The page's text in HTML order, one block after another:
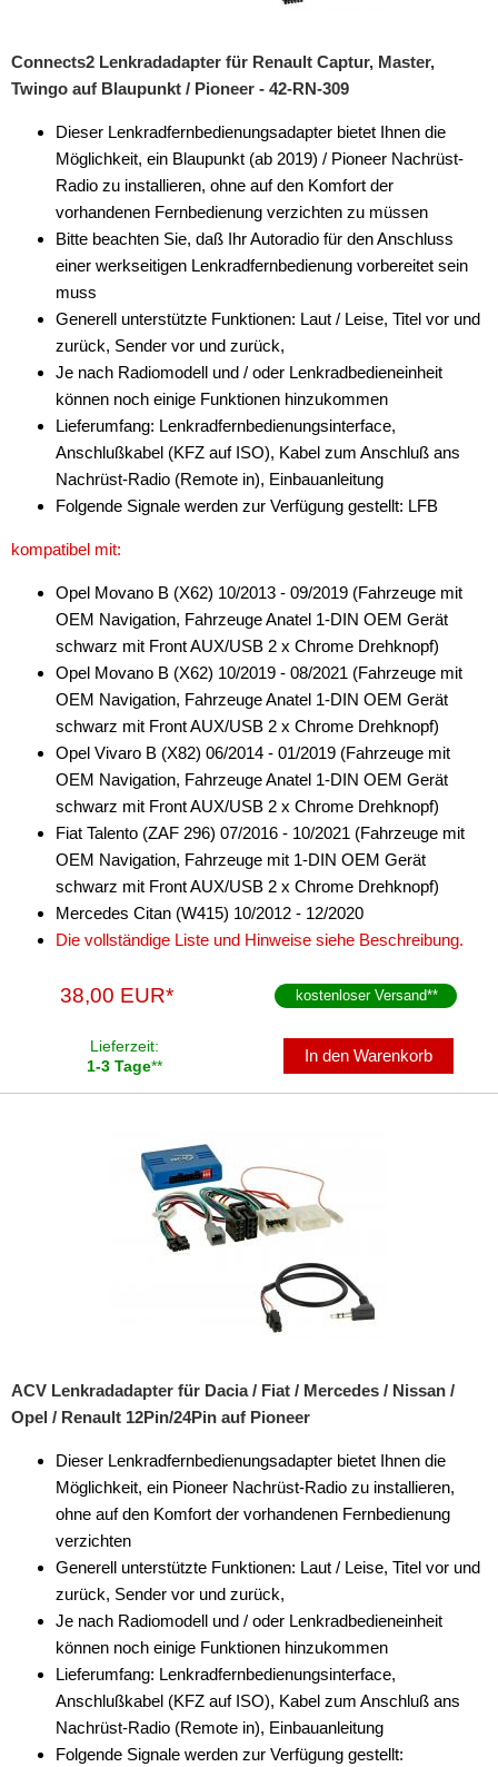
Antennenstecker
Antennenzubehör
Bluetooth
CAN-BUS-Adapter
DAB+
Entriegelung
Ersatzteile
Fahrzeughalter
Fernbedienungen
Freischaltmodule
Freisprechadapter
Frequenzweichen
Handyhalterungen
kabellos Laden
Lautsprecheradapter
Lautsprechereinbauset
Lautsprecherkabel
Lautsprecherringe
Lenkradadapter
für Citroen
für Daewoo
für DAF
für Dodge
für Fiat
für Ford
für General Motors
für Honda
Connects2 Lenkradadapter für Renault Captur, Master,
Twingo auf Blaupunkt / Pioneer - 42-RN-309
Dieser Lenkradfernbedienungsadapter bietet Ihnen die
Möglichkeit, ein Blaupunkt (ab 2019) / Pioneer Nachrüst-
Radio zu installieren, ohne auf den Komfort der
vorhandenen Fernbedienung verzichten zu müssen
Bitte beachten Sie, daß Ihr Autoradio für den Anschluss
einer werkseitigen Lenkradfernbedienung vorbereitet sein
muss
Generell unterstützte Funktionen: Laut / Leise, Titel vor und
zurück, Sender vor und zurück,
Je nach Radiomodell und / oder Lenkradbedieneinheit
können noch einige Funktionen hinzukommen
Lieferumfang: Lenkradfernbedienungsinterface,
Anschlußkabel (KFZ auf ISO), Kabel zum Anschluß ans
Nachrüst-Radio (Remote in), Einbauanleitung
Folgende Signale werden zur Verfügung gestellt: LFB
kompatibel mit:
Opel Movano B (X62) 10/2013 - 09/2019 (Fahrzeuge mit
OEM Navigation, Fahrzeuge Anatel 1-DIN OEM Gerät
schwarz mit Front AUX/USB 2 x Chrome Drehknopf)
Opel Movano B (X62) 10/2019 - 08/2021 (Fahrzeuge mit
OEM Navigation, Fahrzeuge Anatel 1-DIN OEM Gerät
schwarz mit Front AUX/USB 2 x Chrome Drehknopf)
Opel Vivaro B (X82) 06/2014 - 01/2019 (Fahrzeuge mit
OEM Navigation, Fahrzeuge Anatel 1-DIN OEM Gerät
schwarz mit Front AUX/USB 2 x Chrome Drehknopf)
Fiat Talento (ZAF 296) 07/2016 - 10/2021 (Fahrzeuge mit
OEM Navigation, Fahrzeuge mit 1-DIN OEM Gerät
schwarz mit Front AUX/USB 2 x Chrome Drehknopf)
Mercedes Citan (W415) 10/2012 - 12/2020
Die vollständige Liste und Hinweise siehe Beschreibung.
38,00 EUR* kostenloser Versand**
Lieferzeit:
1-3 Tage**
In den Warenkorb
ACV Lenkradadapter für Dacia / Fiat / Mercedes / Nissan /
Opel / Renault 12Pin/24Pin auf Pioneer
Dieser Lenkradfernbedienungsadapter bietet Ihnen die
Möglichkeit, ein Pioneer Nachrüst-Radio zu installieren,
ohne auf den Komfort der vorhandenen Fernbedienung
verzichten
Generell unterstützte Funktionen: Laut / Leise, Titel vor und
zurück, Sender vor und zurück,
Je nach Radiomodell und / oder Lenkradbedieneinheit
können noch einige Funktionen hinzukommen
Lieferumfang: Lenkradfernbedienungsinterface,
Anschlußkabel (KFZ auf ISO), Kabel zum Anschluß ans
Nachrüst-Radio (Remote in), Einbauanleitung
Folgende Signale werden zur Verfügung gestellt: